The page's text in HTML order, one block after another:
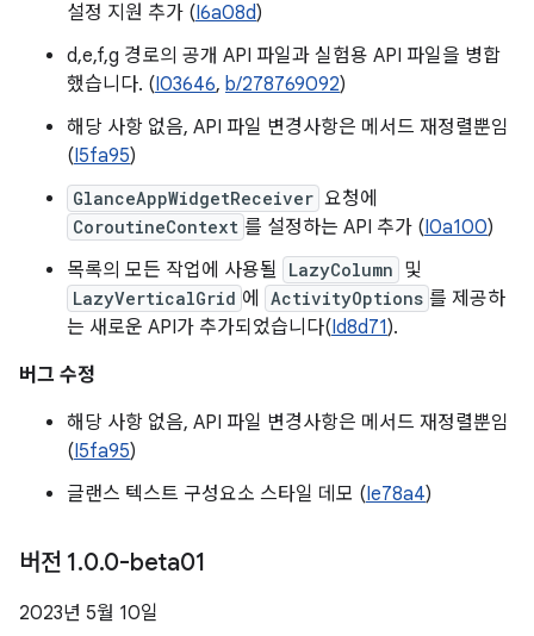
설정 지원 추가 (I6a08d)
d,e,f,g 경로의 공개 API 파일과 실험용 API 파일을 병합
했습니다. (I03646, b/278769092)
해당 사항 없음, API 파일 변경사항은 메서드 재정렬뿐임
(I5fa95)
GlanceAppWidgetReceiver 요청에
CoroutineContext 를 설정하는 API 추가 (I0a100)
목록의 모든 작업에 사용될 LazyColumn 및
LazyVerticalGrid 에 ActivityOptions 를 제공하
는 새로운 API가 추가되었습니다(Id8d71).
버그 수정
해당 사항 없음, API 파일 변경사항은 메서드 재정렬뿐임
(I5fa95)
글랜스 텍스트 구성요소 스타일 데모 (Ie78a4)
버전 1.0.0-beta01
2023년 5월 10일